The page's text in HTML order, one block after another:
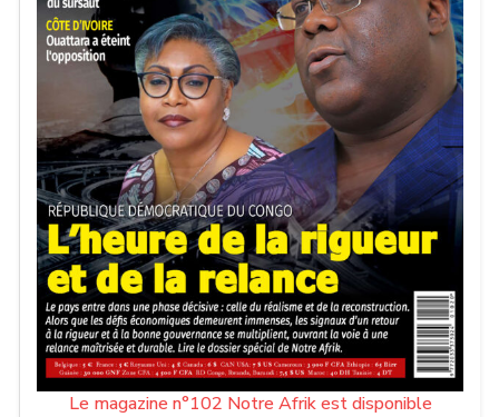
Le magazine n°102 Notre Afrik est disponible